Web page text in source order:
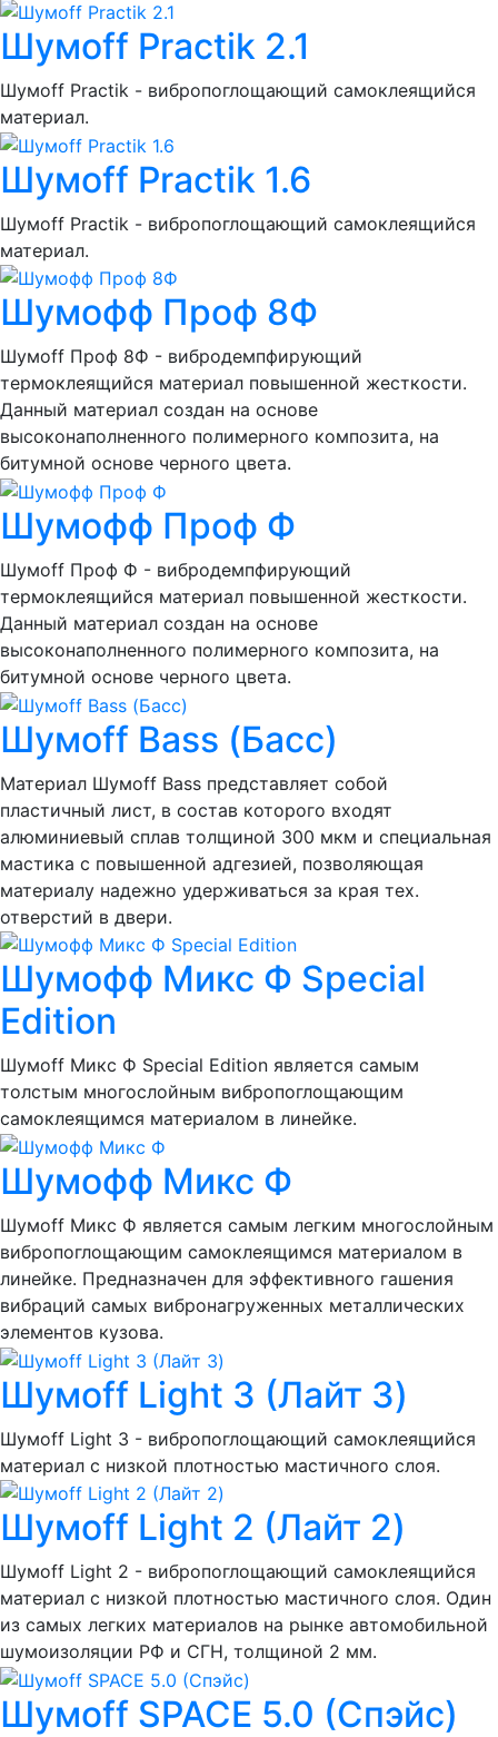
Шумoff Practik 2.1
Шумоff Practik - вибропоглощающий самоклеящийся
материал.
Шумoff Practik 1.6
Шумоff Practik - вибропоглощающий самоклеящийся
материал.
Шумофф Проф 8Ф
Шумоff Проф 8Ф - вибродемпфирующий
термоклеящийся материал повышенной жесткости.
Данный материал создан на основе
высоконаполненного полимерного композита, на
битумной основе черного цвета.
Шумофф Проф Ф
Шумоff Проф Ф - вибродемпфирующий
термоклеящийся материал повышенной жесткости.
Данный материал создан на основе
высоконаполненного полимерного композита, на
битумной основе черного цвета.
Шумоff Bass (Басс)
Материал Шумоff Bass представляет собой
пластичный лист, в состав которого входят
алюминиевый сплав толщиной 300 мкм и специальная
мастика с повышенной адгезией, позволяющая
материалу надежно удерживаться за края тех.
отверстий в двери.
Шумофф Микс Ф Special
Edition
Шумоff Микс Ф Special Edition является самым
толстым многослойным вибропоглощающим
самоклеящимся материалом в линейке.
Шумофф Микс Ф
Шумоff Микс Ф является самым легким многослойным
вибропоглощающим самоклеящимся материалом в
линейке. Предназначен для эффективного гашения
вибраций самых вибронагруженных металлических
элементов кузова.
Шумоff Light 3 (Лайт 3)
Шумоff Light 3 - вибропоглощающий самоклеящийся
материал с низкой плотностью мастичного слоя.
Шумоff Light 2 (Лайт 2)
Шумоff Light 2 - вибропоглощающий самоклеящийся
материал с низкой плотностью мастичного слоя. Один
из самых легких материалов на рынке автомобильной
шумоизоляции РФ и СГН, толщиной 2 мм.
Шумoff SPACE 5.0 (Спэйс)